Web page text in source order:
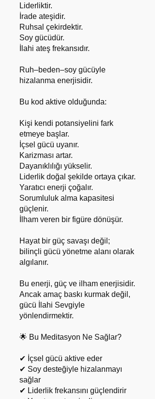
Liderliktir.
İrade ateşidir.
Ruhsal çekirdektir.
Soy gücüdür.
İlahi ateş frekansıdır.
Ruh–beden–soy gücüyle
hizalanma enerjisidir.
Bu kod aktive olduğunda:
Kişi kendi potansiyelini fark
etmeye başlar.
İçsel gücü uyanır.
Karizması artar.
Dayanıklılığı yükselir.
Liderlik doğal şekilde ortaya çıkar.
Yaratıcı enerji çoğalır.
Sorumluluk alma kapasitesi
güçlenir.
İlham veren bir figüre dönüşür.
Hayat bir güç savaşı değil;
bilinçli gücü yönetme alanı olarak
algılanır.
Bu enerji, güç ve ilham enerjisidir.
Ancak amaç baskı kurmak değil,
gücü İlahi Sevgiyle
yönlendirmektir.
🌟 Bu Meditasyon Ne Sağlar?
✔ İçsel gücü aktive eder
✔ Soy desteğiyle hizalanmayı
sağlar
✔ Liderlik frekansını güçlendirir